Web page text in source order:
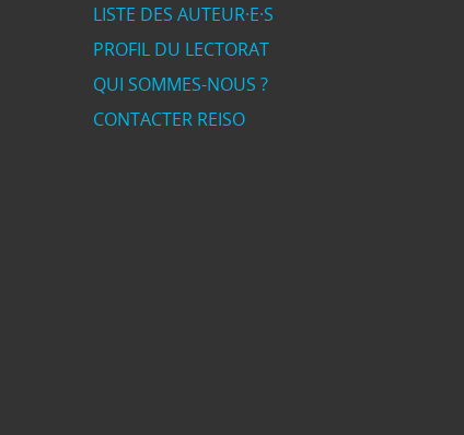
LISTE DES AUTEUR·E·S
PROFIL DU LECTORAT
QUI SOMMES-NOUS ?
CONTACTER REISO